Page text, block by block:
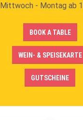
Mittwoch - Montag ab
BOOK A TABLE
WEIN- & SPEISEKARTE
GUTSCHEINE